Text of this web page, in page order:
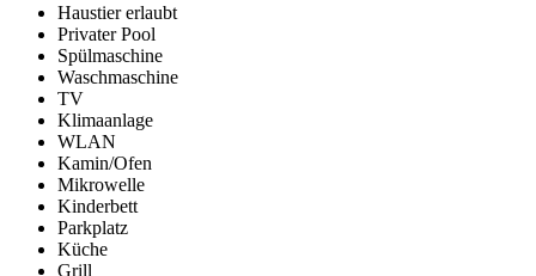
Haustier erlaubt
Privater Pool
Spülmaschine
Waschmaschine
TV
Klimaanlage
WLAN
Kamin/Ofen
Mikrowelle
Kinderbett
Parkplatz
Küche
Grill